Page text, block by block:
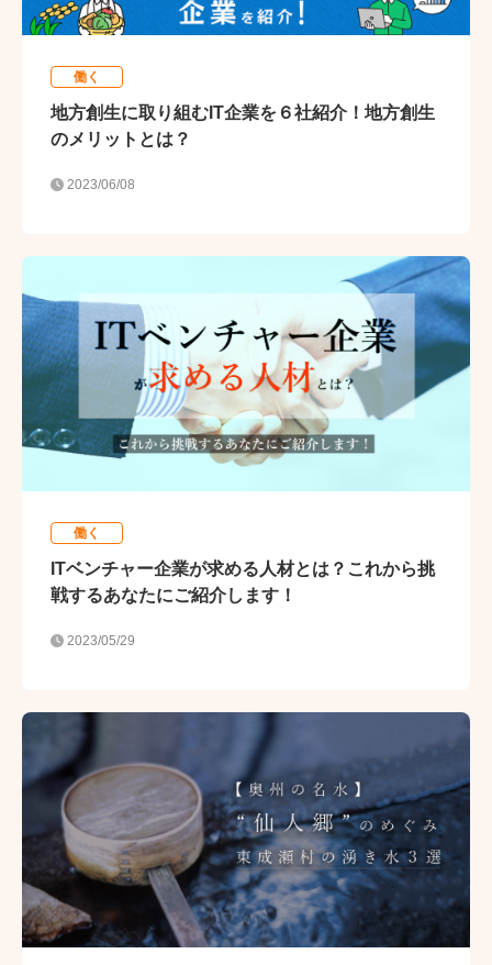
働く
地方創生に取り組むIT企業を６社紹介！地方創生
のメリットとは？
2023/06/08
働く
ITベンチャー企業が求める人材とは？これから挑
戦するあなたにご紹介します！
2023/05/29